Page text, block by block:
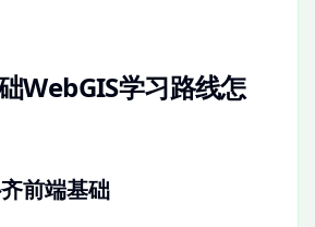
WebGIS学习路线怎
前端基础